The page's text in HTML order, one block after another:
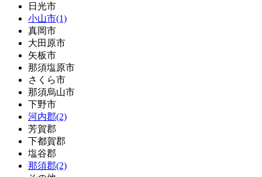
日光市
小山市(1)
真岡市
大田原市
矢板市
那須塩原市
さくら市
那須烏山市
下野市
河内郡(2)
芳賀郡
下都賀郡
塩谷郡
那須郡(2)